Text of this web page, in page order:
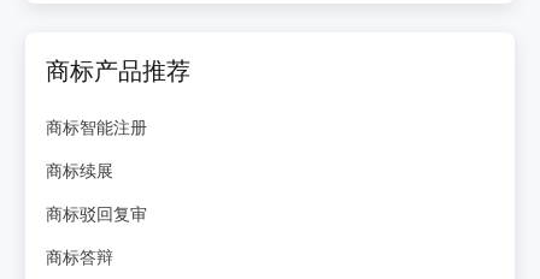
商标产品推荐
商标智能注册
商标续展
商标驳回复审
商标答辩